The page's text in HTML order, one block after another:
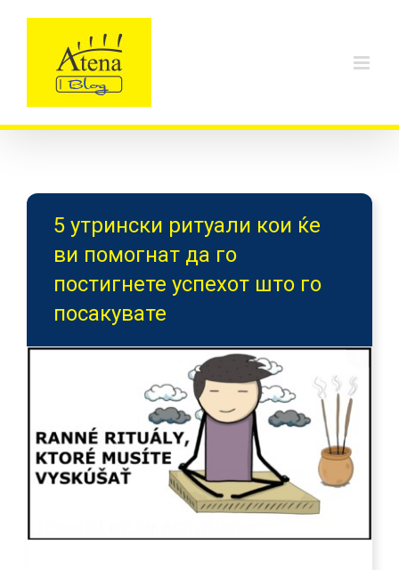
5 утрински ритуали кои ќе
ви помогнат да го
постигнете успехот што го
посакувате